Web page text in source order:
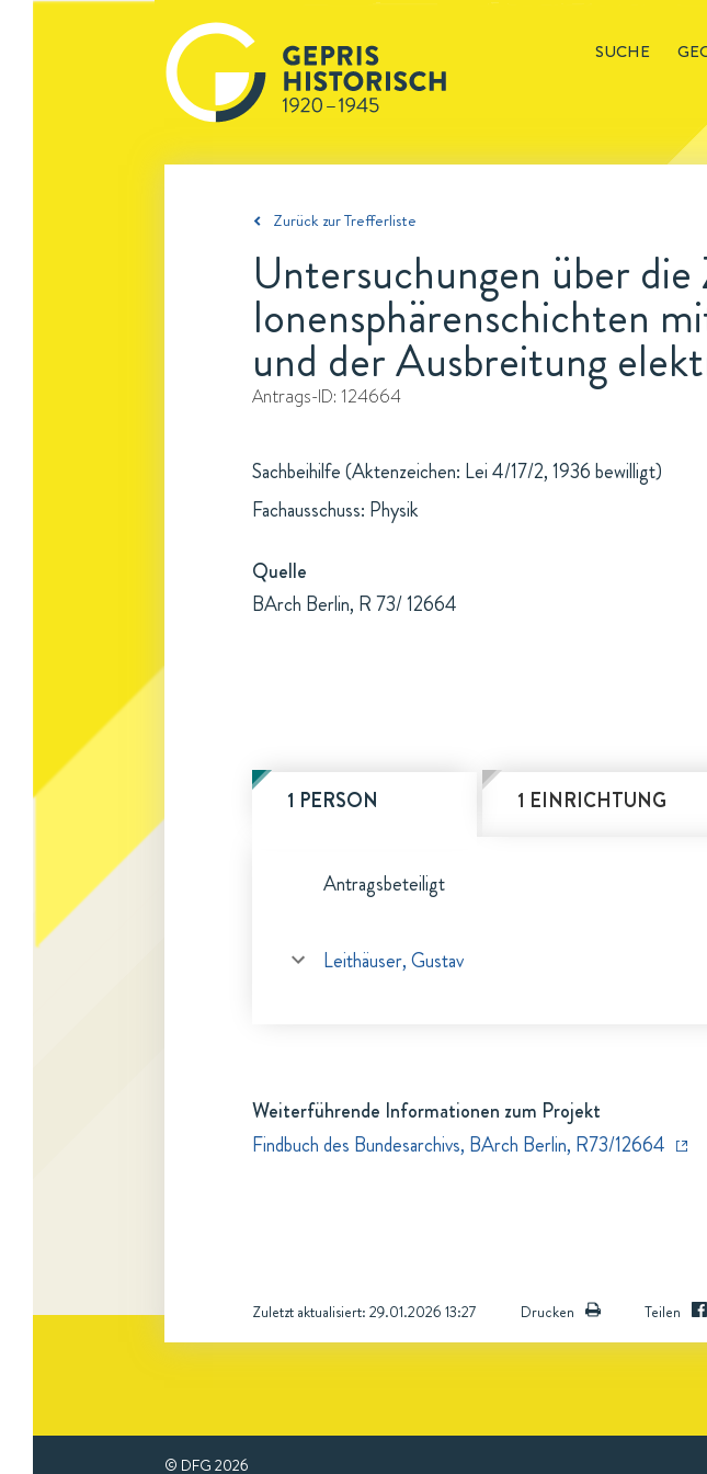
SUCHE
Zurück zur Trefferliste
Untersuchungen über die
Ionensphärenschichten
und der Ausbreitung
Antrags-ID: 124664
Sachbeihilfe (Aktenzeichen: Lei 4/17/2, 1936 bewilligt)
Fachausschuss: Physik
Quelle
BArch Berlin, R 73/ 12664
1 PERSON 1 EINRICHTUNG
Antragsbeteiligt
Leithäuser, Gustav
Weiterführende Informationen zum Projekt
Findbuch des Bundesarchivs, BArch Berlin, R73/12664
Zuletzt aktualisiert: 29.01.2026 13:27 Drucken Teilen
© DFG 2026